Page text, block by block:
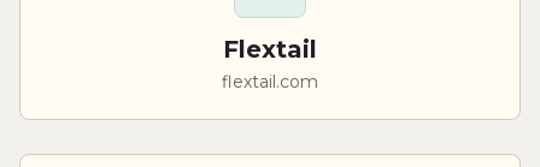
Flextail
flextail.com